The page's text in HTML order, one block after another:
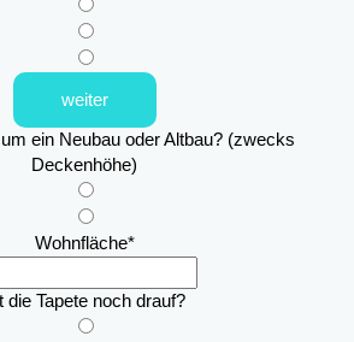
weiter
ein Neubau oder Altbau? (zwecks
Deckenhöhe)
Wohnfläche*
die Tapete noch drauf?